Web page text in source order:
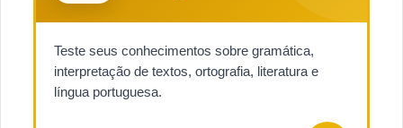
Teste seus conhecimentos sobre gramática,
interpretação de textos, ortografia, literatura e
língua portuguesa.